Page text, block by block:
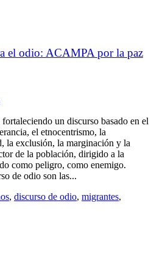
el odio: ACAMPA por la paz
un discurso basado en el
el etnocentrismo, la
la exclusión, la marginación y la
de la población, dirigido a la
como peligro, como enemigo.
de odio son las...
, discurso de odio, migrantes,